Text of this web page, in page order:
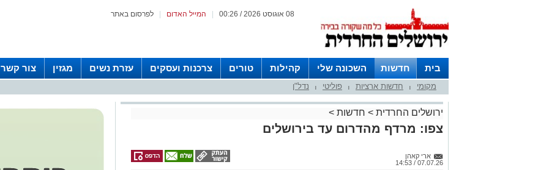
לפרסום באתר המייל האדום 08 אוגוסט 2026 / 00:26
בית חדשות השכונה שלי קהילות טורים צרכנות ועסקים עזרת נשים מגזין צור קשר
חצרות
מקומי חדשות ארציות פוליטי נדל"ן
ירושלים החרדית > חדשות >
צפו: מרדף מהדרום עד בירושלים
ארי קאהן
07.07.26 / 14:53